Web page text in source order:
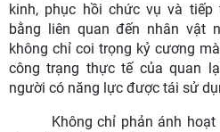
kinh, phục hồi chức vụ và tiếp
bằng liên quan đến nhân vật
không chỉ coi trọng kỷ cương
công trạng thực tế của quan
người có năng lực được tái sử
Không chỉ phản ánh